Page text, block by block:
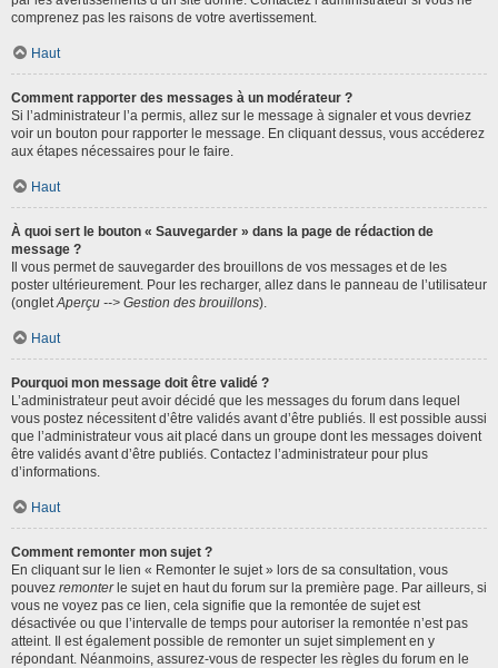
comprenez pas les raisons de votre avertissement.
Haut
Comment rapporter des messages à un modérateur ?
Si l’administrateur l’a permis, allez sur le message à signaler et vous devriez
voir un bouton pour rapporter le message. En cliquant dessus, vous accéderez
aux étapes nécessaires pour le faire.
Haut
À quoi sert le bouton « Sauvegarder » dans la page de rédaction de
message ?
Il vous permet de sauvegarder des brouillons de vos messages et de les
poster ultérieurement. Pour les recharger, allez dans le panneau de l’utilisateur
(ongletAperçu --> Gestion des brouillons).
Haut
Pourquoi mon message doit être validé ?
L’administrateur peut avoir décidé que les messages du forum dans lequel
vous postez nécessitent d’être validés avant d’être publiés. Il est possible aussi
que l’administrateur vous ait placé dans un groupe dont les messages doivent
être validés avant d’être publiés. Contactez l’administrateur pour plus
d’informations.
Haut
Comment remonter mon sujet ?
En cliquant sur le lien « Remonter le sujet » lors de sa consultation, vous
pouvez remonterle sujet en haut du forum sur la première page. Par ailleurs, si
vous ne voyez pas ce lien, cela signifie que la remontée de sujet est
désactivée ou que l’intervalle de temps pour autoriser la remontée n’est pas
atteint. Il est également possible de remonter un sujet simplement en y
répondant. Néanmoins, assurez-vous de respecter les règles du forum en le